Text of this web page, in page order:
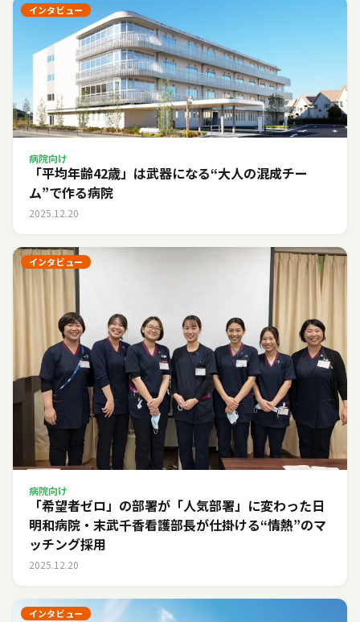
インタビュー
病院向け
「平均年齢42歳」は武器になる――“大人の混成チー
ム”で作る病院
2025.12.20
インタビュー
病院向け
「希望者ゼロ」の部署が「人気部署」に変わった日――
明和病院・末武千香看護部長が仕掛ける“情熱”のマ
ッチング採用
2025.12.20
インタビュー